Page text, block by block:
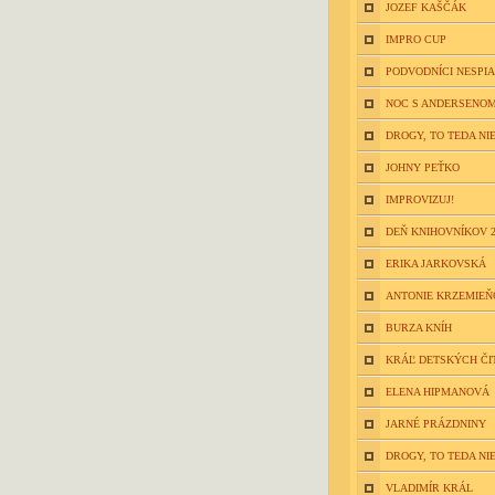
JOZEF KAŠČÁK
IMPRO CUP
PODVODNÍCI NESPIA
NOC S
DROGY, TO TEDA
JOHNY PEŤKO
IMPROVIZUJ!
DEŇ KNIHOVNÍKOV
ERIKA JARKOVSKÁ
ANTONIE
BURZA KNÍH
KRÁĽ DETSKÝCH
ELENA HIPMANOVÁ
JARNÉ PRÁZDNINY
DROGY, TO TEDA
VLADIMÍR KRÁL